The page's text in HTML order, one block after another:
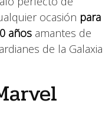
ocasión para
años amantes de
de la Galaxia